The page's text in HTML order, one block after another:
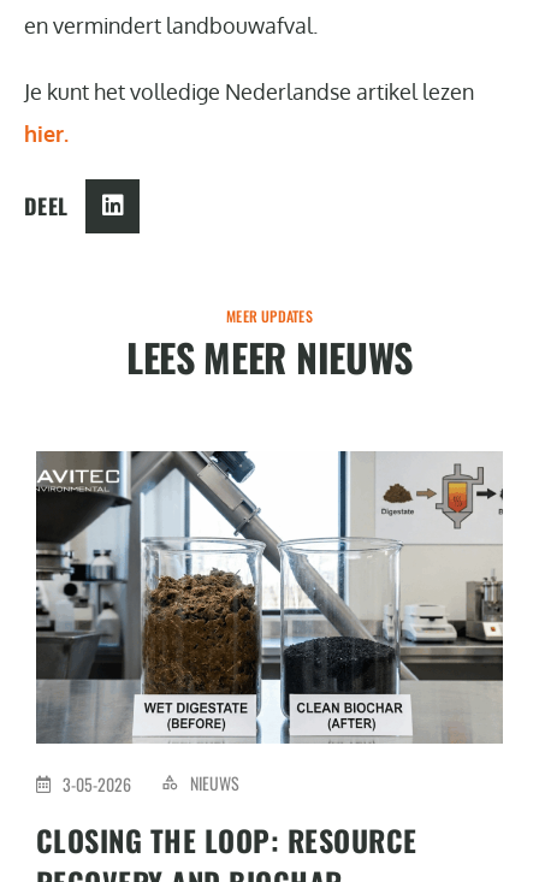
en vermindert landbouwafval.
Je kunt het volledige Nederlandse artikel lezen
hier.
DEEL
MEER UPDATES
LEES MEER NIEUWS
3-05-2026 NIEUWS
CLOSING THE LOOP: RESOURCE